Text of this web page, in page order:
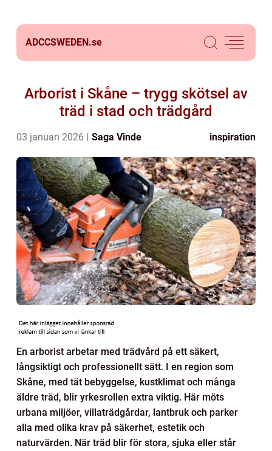
ADCCSWEDEN.se
Arborist i Skåne – trygg skötsel av
träd i stad och trädgård
03 januari 2026 Saga Vinde inspiration
En arborist arbetar med trädvård på ett säkert,
långsiktigt och professionellt sätt. I en region som
Skåne, med tät bebyggelse, kustklimat och många
äldre träd, blir yrkesrollen extra viktig. Här möts
urbana miljöer, villaträdgårdar, lantbruk och parker
alla med olika krav på säkerhet, estetik och
naturvärden. När träd blir för stora, sjuka eller står